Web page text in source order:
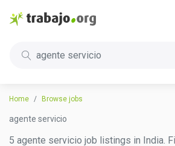
agente servicio
Home Browse jobs
agente servicio
5 agente servicio job listings in India.